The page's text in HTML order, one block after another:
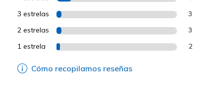
3 estrelas 3
2 estrelas 3
1 estrela 2
Cómo recopilamos reseñas